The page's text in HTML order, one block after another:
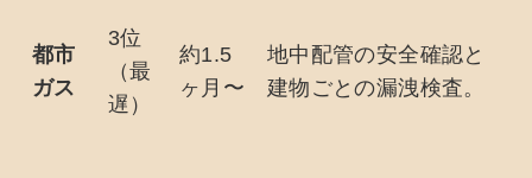
都市
ガス
3位
（最
遅）
約1.5
ヶ月〜
地中配管の安全確認と
建物ごとの漏洩検査。